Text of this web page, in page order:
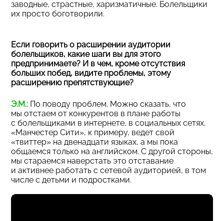
заводные, страстные, харизматичные. Болельщики
их просто боготворили.
Если говорить о расширении аудитории
болельщиков, какие шаги вы для этого
предпринимаете? И в чем, кроме отсутствия
больших побед, видите проблемы, этому
расширению препятствующие?
Э.М.: По поводу проблем. Можно сказать, что
мы отстаем от конкурентов в плане работы
с болельщиками в интернете, в социальных сетях.
«Манчестер Сити», к примеру, ведет свой
«твиттер» на двенадцати языках, а мы пока
общаемся только на английском. С другой стороны,
мы стараемся наверстать это отставание
и активнее работать с сетевой аудиторией, в том
числе с детьми и подростками.